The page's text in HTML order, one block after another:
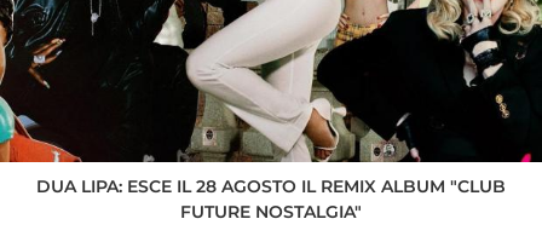
DUA LIPA: ESCE IL 28 AGOSTO IL REMIX ALBUM "CLUB
FUTURE NOSTALGIA"